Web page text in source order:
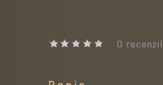
0 recenzií